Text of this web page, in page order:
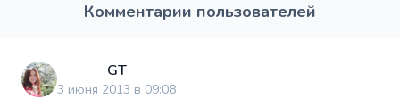
Комментарии пользователей
GT
3 июня 2013 в 09:08